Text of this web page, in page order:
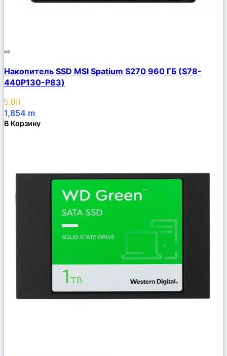
Описание
Избранное
Накопитель SSD MSI Spatium S270 960 ГБ (S78-
440P130-P83)
5.0
1,854 m
В Корзину